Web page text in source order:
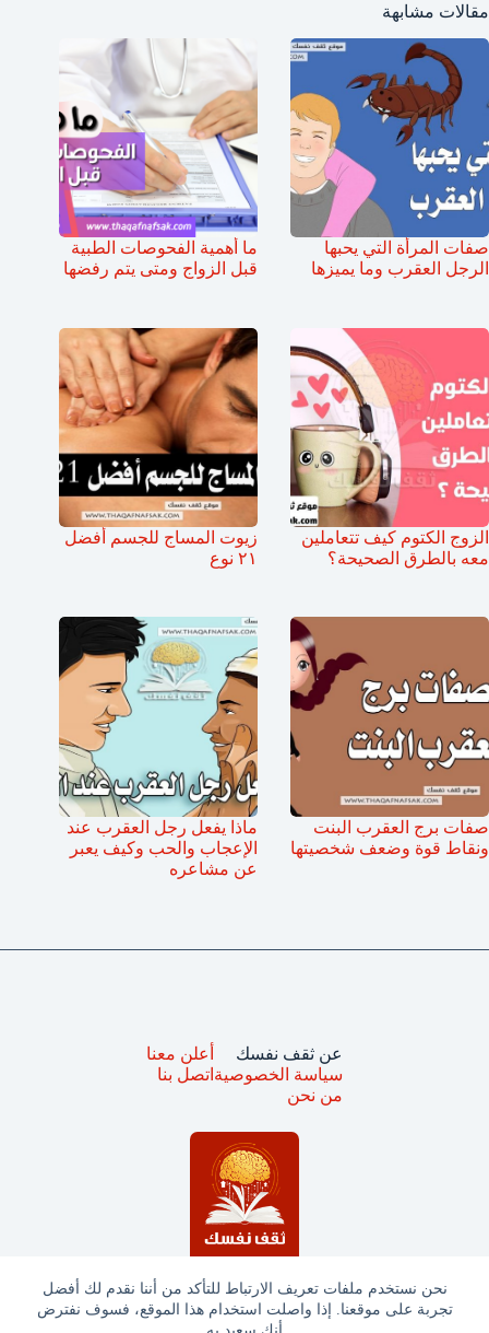
نحن نستخدم ملفات تعريف الارتباط للتأكد من أننا نقدم لك أفضل
تجربة على موقعنا. إذا واصلت استخدام هذا الموقع، فسوف نفترض
مقالات مشابهة
صفات المرأة التي يحبها
الرجل العقرب وما يميزها
ما أهمية الفحوصات الطبية
قبل الزواج ومتى يتم رفضها
الزوج الكتوم كيف تتعاملين
معه بالطرق الصحيحة؟
زيوت المساج للجسم أفضل
٢١ نوع
صفات برج العقرب البنت
ونقاط قوة وضعف شخصيتها
ماذا يفعل رجل العقرب عند
الإعجاب والحب وكيف يعبر
عن مشاعره
جميع الحقوق محفوظة © ثقف نفسك 2025
عن ثقف نفسك
سياسة الخصوصية
من نحن
أعلن معنا
اتصل بنا